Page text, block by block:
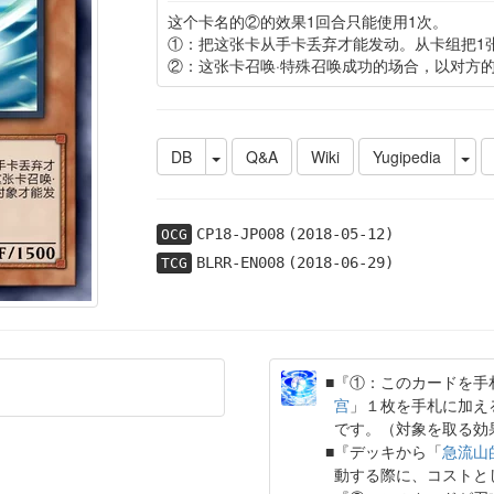
这个卡名的②的效果1回合只能使用1次。
①：把这张卡从手卡丢弃才能发动。从卡组把1
②：这张卡召唤·特殊召唤成功的场合，以对方
DB Q&A Wiki Yugipedia
OCG CP18-JP008(2018-05-12)
TCG BLRR-EN008(2018-06-29)
『①：このカードを
宫 」１枚を手札に加
です。（対象を取る
『デッキから「急流山
動する際に、コスト